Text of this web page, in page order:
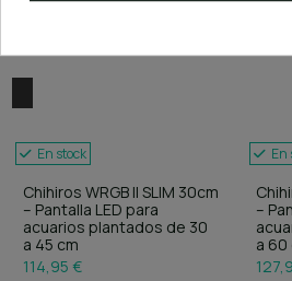
En stock
Chihiros WRGB II SLIM 30cm
– Pantalla LED para
acuarios plantados de 30
a 45 cm
114,95 €
En
–
a 60